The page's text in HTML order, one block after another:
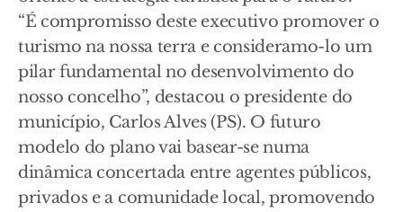
“É compromisso deste executivo promover o
turismo na nossa terra e consideramo-lo um
pilar fundamental no desenvolvimento do
nosso concelho”, destacou o presidente do
município, Carlos Alves (PS). O futuro
modelo do plano vai basear-se numa
dinâmica concertada entre agentes públicos,
privados e a comunidade local, promovendo